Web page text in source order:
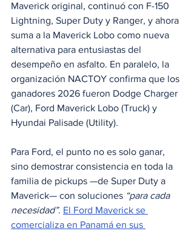
Maverick original, continuó con F-150
Lightning, Super Duty y Ranger, y ahora
suma a la Maverick Lobo como nueva
alternativa para entusiastas del
desempeño en asfalto. En paralelo, la
organización NACTOY confirma que los
ganadores 2026 fueron Dodge Charger
(Car), Ford Maverick Lobo (Truck) y
Hyundai Palisade (Utility).
Para Ford, el punto no es solo ganar,
sino demostrar consistencia en toda la
familia de pickups —de Super Duty a
Maverick— con soluciones “para cada
necesidad”. El Ford Maverick se
comercializa en Panamá en sus